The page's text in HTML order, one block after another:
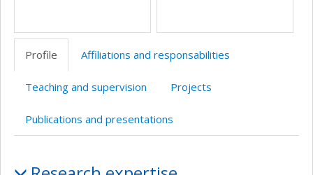
Profile Affiliations and responsabilities
Teaching and supervision Projects
Publications and presentations